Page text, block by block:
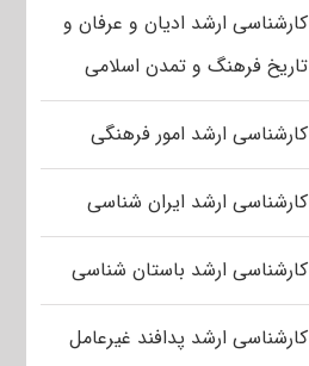
کارشناسی ارشد ادیان و عرفان و
تاریخ فرهنگ و تمدن اسلامی
کارشناسی ارشد امور فرهنگی
کارشناسی ارشد ایران شناسی
کارشناسی ارشد باستان شناسی
کارشناسی ارشد پدافند غیرعامل